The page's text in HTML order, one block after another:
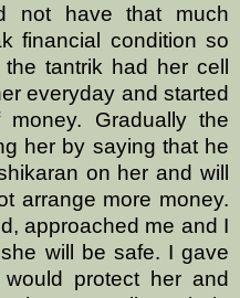
not have that much
financial condition so
tantrik had her cell
everyday and started
Gradually the
her by saying that he
on her and will
arrange more money.
approached me and I
will be safe. I gave
protect her and